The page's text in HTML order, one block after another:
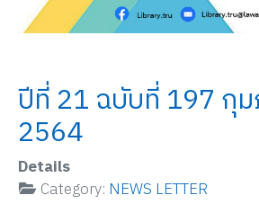
ปีที่ 21 ฉบับที่ 197 กุ
2564
Details
Category: NEWS LETTER